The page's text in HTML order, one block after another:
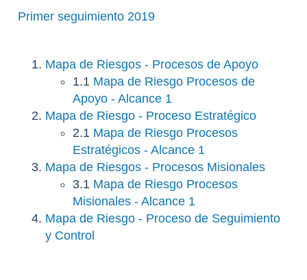
Primer seguimiento 2019
Mapa de Riesgos - Procesos de Apoyo
1.1 Mapa de Riesgo Procesos de
Apoyo - Alcance 1
Mapa de Riesgo - Proceso Estratégico
2.1 Mapa de Riesgo Procesos
Estratégicos - Alcance 1
Mapa de Riesgos - Procesos Misionales
3.1 Mapa de Riesgo Procesos
Misionales - Alcance 1
Mapa de Riesgo - Proceso de Seguimiento
y Control